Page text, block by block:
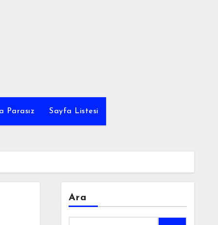
Parasız Sayfa Listesi
Ara